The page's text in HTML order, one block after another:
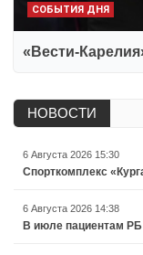
СОБЫТИЯ ДНЯ
«Вести-
НОВОСТИ
6 Августа 2026 15:30
Спорткомплекс
6 Августа 2026 14:38
В июле пациентам